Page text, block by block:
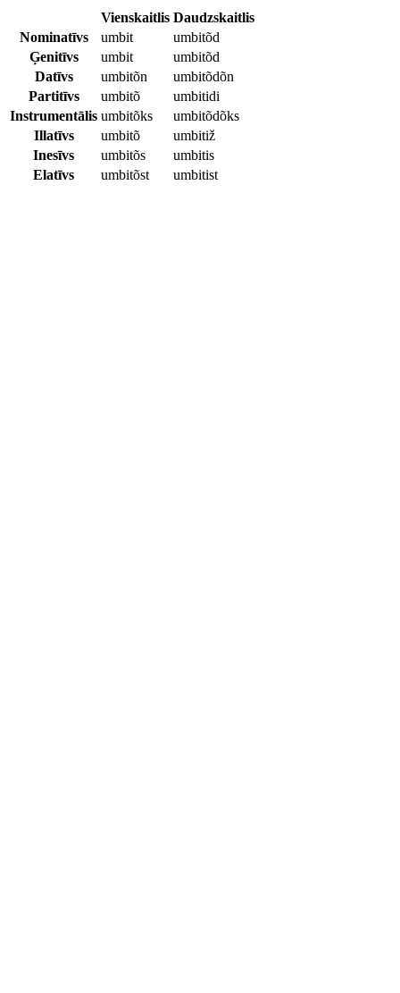
Vienskaitlis Daudzskaitlis
Nominatīvs
umbit
umbitõd
Ģenitīvs
umbit
umbitõd
Datīvs
umbitõn
umbitõdõn
Partitīvs
umbitõ
umbitidi
Instrumentālis umbitõks
umbitõdõks
Illatīvs
umbitõ
umbitiž
Inesīvs
umbitõs
umbitis
Elatīvs
umbitõst umbitist